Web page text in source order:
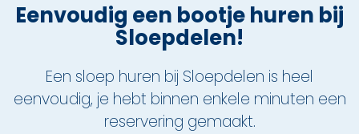
Eenvoudig een bootje huren bij
Sloepdelen!
Een sloep huren bij Sloepdelen is heel
eenvoudig, je hebt binnen enkele minuten een
reservering gemaakt.